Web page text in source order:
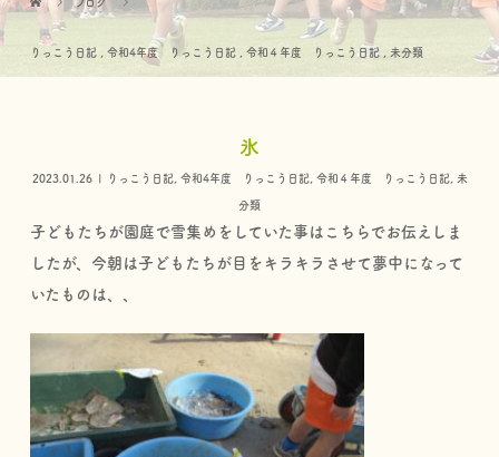
ブログ
りっこう日記 ,令和4年度 りっこう日記 ,令和４年度 りっこう日記 , 未分類
氷
2023.01.26 りっこう日記, 令和4年度 りっこう日記, 令和４年度 りっこう日記, 未
分類
子どもたちが園庭で雪集めをしていた事はこちらでお伝えしま
したが、今朝は子どもたちが目をキラキラさせて夢中になって
いたものは、、